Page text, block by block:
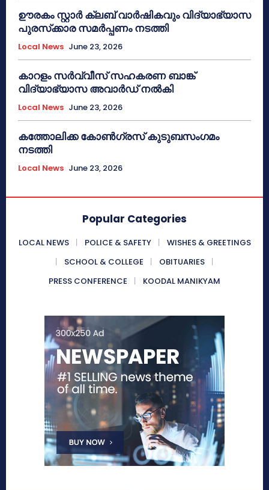
ഊരകം സ്റ്റാർ ക്ലബ് വാർഷികവും വിദ്യാഭ്യാസ
പുരസ്‌ക്കാര സമർപ്പണം നടത്തി
Local News June 23, 2026
കാറളം സർവ്വീസ് സഹകരണ ബാങ്ക്
വിദ്യാഭ്യാസ അവാർഡ് നൽകി
Local News June 23, 2026
കത്തോലിക്ക കോൺഗ്രസ് കുടുബസംഗമം
നടത്തി
Local News June 23, 2026
Popular Categories
LOCAL NEWS POLICE & SAFETY
WISHES & GREETINGS
SCHOOL & COLLEGE
OBITUARIES
PRESS CONFERENCE
KOODAL MANIKYAM